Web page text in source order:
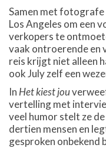
Samen met
Los Angeles om een
verkopers te
vaak ontroerende en
reis krijgt niet alleen
ook July zelf een
In Het kiest jou
vertelling met
veel humor stelt ze
dertien mensen en
gesproken onbekend